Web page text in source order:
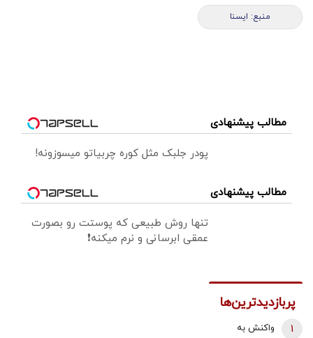
منبع: ايسنا
مطالب پیشنهادی
پودر جلبک مثل کوره چربیاتو میسوزونه!
مطالب پیشنهادی
تنها روش طبیعی که پوستت رو بصورت
عمقی ابرسانی و نرم میکنه❗
پربازدیدترین‌ها
واکنش به 1